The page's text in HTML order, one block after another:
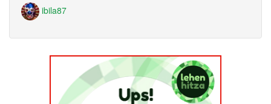
ibila87